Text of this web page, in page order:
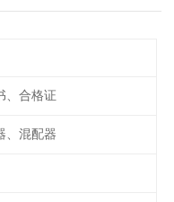
、合格证
、混配器